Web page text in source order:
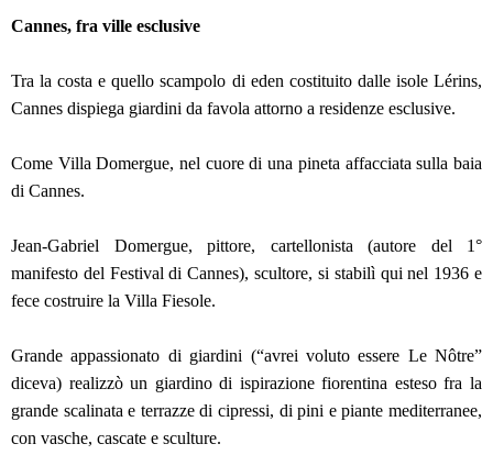
Cannes, fra ville esclusive
Tra la costa e quello scampolo di eden costituito dalle isole Lérins,
Cannes dispiega giardini da favola attorno a residenze esclusive.
Come Villa Domergue, nel cuore di una pineta affacciata sulla baia
di Cannes.
Jean-Gabriel Domergue, pittore, cartellonista (autore del 1°
manifesto del Festival di Cannes), scultore, si stabilì qui nel 1936 e
fece costruire la Villa Fiesole.
Grande appassionato di giardini (“avrei voluto essere Le Nôtre”
diceva) realizzò un giardino di ispirazione fiorentina esteso fra la
grande scalinata e terrazze di cipressi, di pini e piante mediterranee,
con vasche, cascate e sculture.